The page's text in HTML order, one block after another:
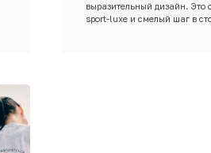
выразительный дизайн. Это
sport-luxe и смелый шаг в